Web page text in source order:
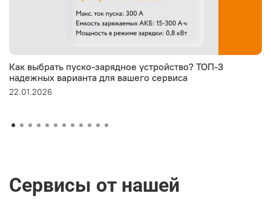
Как выбрать пуско-зарядное устройство? ТОП-3
надежных варианта для вашего сервиса
22.01.2026
Сервисы от нашей